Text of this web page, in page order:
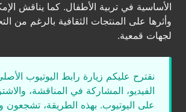
الأساسية في تربية الأطفال. كما يناقش
وأثرها على المنتجات الثقافية بالرغم من
لجهات قمعية.
نقترح عليكم زيارة رابط اليوتيوب
الفيديو، المشاركة في المناقشة،
على اليوتيوب. بهذه الطريقة، تشجعون